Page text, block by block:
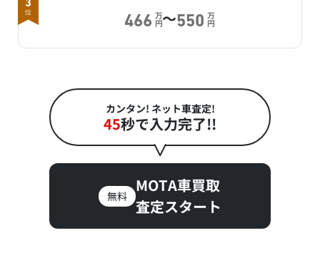
3
位
466 万
円～550 万
円
カンタン! ネット車査定!
45秒で入力完了!!
無料
MOTA車買取
査定スタート